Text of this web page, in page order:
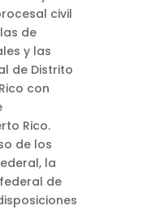
civil
de
y las
de Distrito
con
Rico.
de los
la
de